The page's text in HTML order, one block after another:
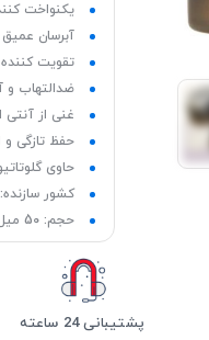
یکنواخت
آبرسان
تقویت
ضدالتهاب
غنی از آنتی
حفظ تازگی و
حاوی
کشور
حجم: 50 میل
پشتیبانی 24 ساعته